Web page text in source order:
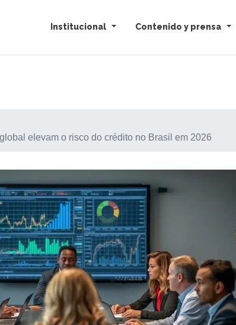
Institucional Contenido y prensa
elevam o risco do crédito no Brasil em 2026